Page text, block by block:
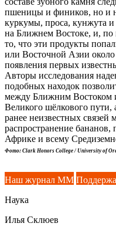
пшеницы и фиников, но и
куркумы, проса, кунжута
на Ближнем Востоке, и, по
то, что эти продукты
или Восточной Азии около
появления первых
Авторы исследования
подобных находок
между Ближним Востоком
Великого шёлкового пути,
ранее неизвестных связей
распространение
Африке и всему
Фото: Clark Honors College / University of
Наш журнал ММ
Наука
Илья Склюев